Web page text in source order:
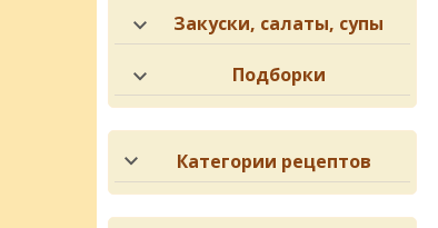
Закуски, салаты, супы
Подборки
Категории рецептов